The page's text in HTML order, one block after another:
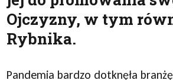
Ojczyzny, w tym
Rybnika.
Pandemia bardzo dotknęła